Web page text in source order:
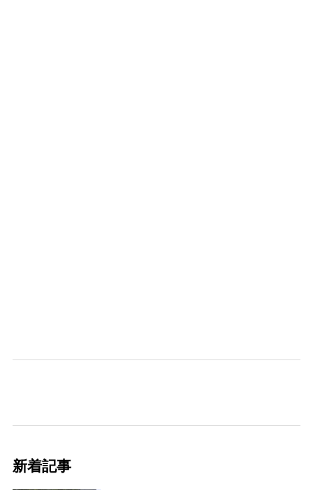
新着記事